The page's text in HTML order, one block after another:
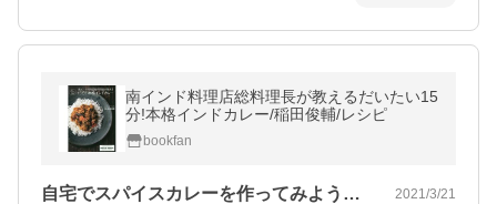
南インド料理店総料理長が教えるだいたい15
分!本格インドカレー/稲田俊輔/レシピ
bookfan
自宅でスパイスカレーを作ってみようと思… 2021/3/21